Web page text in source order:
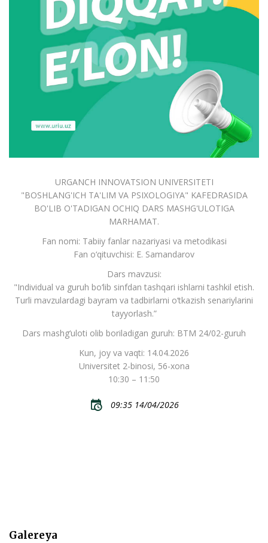
URGANCH INNOVATSION UNIVERSITETI
"BOSHLANG'ICH TA'LIM VA PSIXOLOGIYA" KAFEDRASIDA
BO'LIB O'TADIGAN OCHIQ DARS MASHG'ULOTIGA
MARHAMAT.
Fan nomi: Tabiiy fanlar nazariyasi va metodikasi
Fan o‘qituvchisi: E. Samandarov
Dars mavzusi:
"Individual va guruh bo‘lib sinfdan tashqari ishlarni tashkil etish.
Turli mavzulardagi bayram va tadbirlarni o‘tkazish senariylarini
tayyorlash.”
Dars mashg‘uloti olib boriladigan guruh: BTM 24/02-guruh
Kun, joy va vaqti: 14.04.2026
Universitet 2-binosi, 56-xona
10:30 – 11:50
09:35 14/04/2026
Galereya